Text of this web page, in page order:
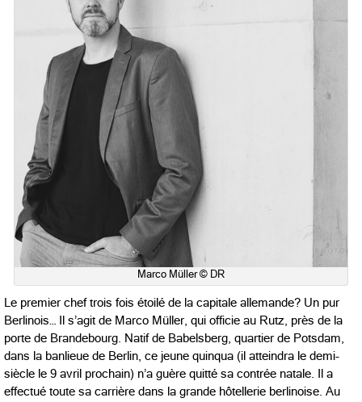
Marco Müller © DR
Le premier chef trois fois étoilé de la capitale allemande? Un pur
Berlinois… Il s’agit de Marco Müller, qui officie au Rutz, près de la
porte de Brandebourg. Natif de Babelsberg, quartier de Potsdam,
dans la banlieue de Berlin, ce jeune quinqua (il atteindra le demi-
siècle le 9 avril prochain) n’a guère quitté sa contrée natale. Il a
effectué toute sa carrière dans la grande hôtellerie berlinoise. Au